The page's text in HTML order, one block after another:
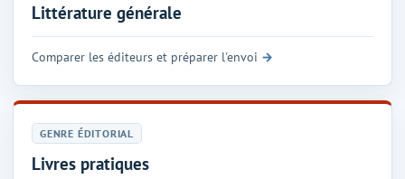
Littérature générale
Comparer les éditeurs et préparer l'envoi
GENRE ÉDITORIAL
Livres pratiques